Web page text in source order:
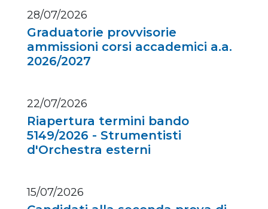
28/07/2026
Graduatorie provvisorie
ammissioni corsi accademici a.a.
2026/2027
22/07/2026
Riapertura termini bando
5149/2026 - Strumentisti
d'Orchestra esterni
15/07/2026